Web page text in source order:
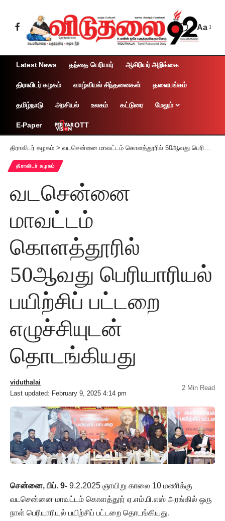
Aa
Latest News தந்தை பெரியார் ஆசிரியர் அறிக்கை
திராவிடர் கழகம் வாழ்வியல் சிந்தனைகள் தலையங்கம்
தமிழ்நாடு அரசியல் உலகம் கட்டுரை மேலும்
E-Paper OTT
திராவிடர் கழகம் > வடசென்னை மாவட்டம் கொளத்தூரில் 50ஆவது பெரியாரியல் பயிற்சிப் பட்டறை எழுச்சியுடன் தொடங்கியது
திராவிடர் கழகம்
வடசென்னை
மாவட்டம்
கொளத்தூரில்
50ஆவது பெரியாரியல்
பயிற்சிப் பட்டறை
எழுச்சியுடன்
தொடங்கியது
Last updated: February 9, 2025 4:14 pm
viduthalai
2 Min Read
சென்னை, பிப். 9- 9.2.2025 ஞாயிறு காலை 10 மணிக்கு
வடசென்னை மாவட்டம் கொளத்தூர் ஏ.எம்.பி.எஸ் அரங்கில் ஒரு
நாள் பெரியாரியல் பயிற்சிப் பட்டறை தொடங்கியது.